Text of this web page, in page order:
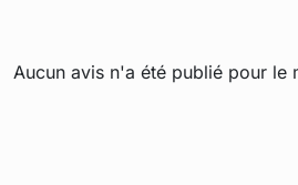
Aucun avis n'a été publié pour le